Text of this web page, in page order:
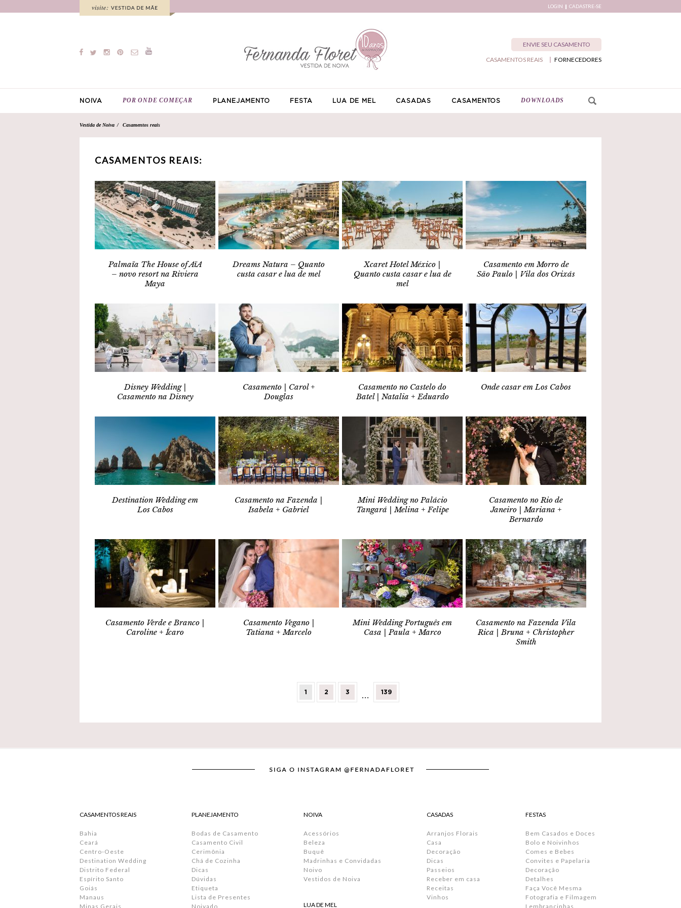
LOGIN CADASTRE-SE
ENVIE SEU CASAMENTO
FORNECEDORES
CASAMENTOS REAIS
NOIVA POR ONDE COMEÇAR PLANEJAMENTO FESTA LUA DE MEL CASADAS CASAMENTOS DOWNLOADS
Vestida de Noiva Casamentos reais
CASAMENTOS REAIS:
Palmaïa The House of AïA
– novo resort na Riviera
Maya
Dreams Natura – Quanto
custa casar e lua de mel
Xcaret Hotel México |
Quanto custa casar e lua de
mel
Casamento em Morro de
São Paulo | Vila dos Orixás
Disney Wedding |
Casamento na Disney
Casamento | Carol +
Douglas
Casamento no Castelo do
Batel | Natalia + Eduardo
Onde casar em Los Cabos
Destination Wedding em
Los Cabos
Casamento na Fazenda |
Isabela + Gabriel
Mini Wedding no Palácio
Tangará | Melina + Felipe
Casamento no Rio de
Janeiro | Mariana +
Bernardo
Casamento Verde e Branco |
Caroline + Ícaro
Casamento Vegano |
Tatiana + Marcelo
Mini Wedding Português em
Casa | Paula + Marco
Casamento na Fazenda Vila
Rica | Bruna + Christopher
Smith
1 2 3 … 139
CASAMENTOS REAIS
Bahia
Ceará
Centro-Oeste
Destination Wedding
Distrito Federal
Espírito Santo
Goiás
Manaus
Minas Gerais
PLANEJAMENTO
Bodas de Casamento
Casamento Civil
Cerimônia
Chá de Cozinha
Dicas
Dúvidas
Etiqueta
Lista de Presentes
Noivado
NOIVA
Acessórios
Beleza
Buquê
Madrinhas e Convidadas
Noivo
Vestidos de Noiva
LUA DE MEL
CASADAS
Arranjos Florais
Casa
Decoração
Dicas
Passeios
Receber em casa
Receitas
Vinhos
FESTAS
Bem Casados e Doces
Bolo e Noivinhos
Comes e Bebes
Convites e Papelaria
Decoração
Detalhes
Faça Você Mesma
Fotografia e Filmagem
Lembrancinhas